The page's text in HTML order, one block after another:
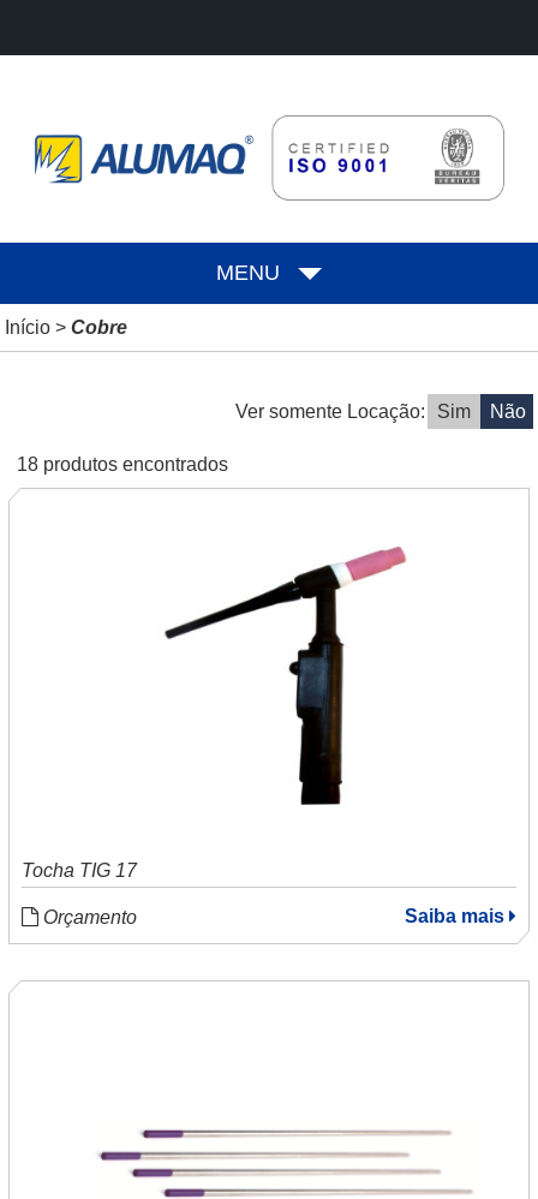
MENU
Início> Cobre
Ver somente Locação: Sim Não
18 produtos encontrados
Tocha TIG 17
Orçamento Saiba mais